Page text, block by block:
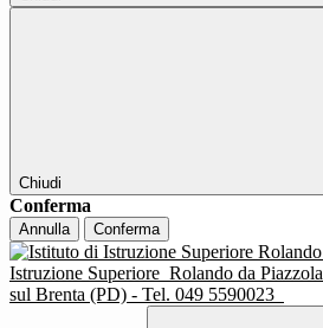
Chiudi
Conferma
Annulla Conferma
Istruzione Superiore Rolando da Piazzola
sul Brenta (PD) - Tel. 049 5590023